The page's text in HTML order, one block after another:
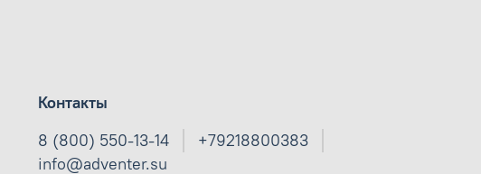
Контакты
8 (800) 550-13-14
+79218800383
info@adventer.su